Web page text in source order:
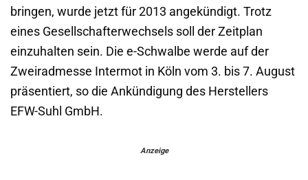
bringen, wurde jetzt für 2013 angekündigt. Trotz
eines Gesellschafterwechsels soll der Zeitplan
einzuhalten sein. Die e-Schwalbe werde auf der
Zweiradmesse Intermot in Köln vom 3. bis 7. August
präsentiert, so die Ankündigung des Herstellers
EFW-Suhl GmbH.
Anzeige